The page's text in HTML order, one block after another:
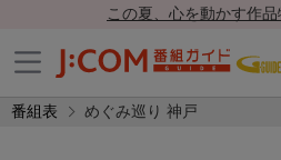
この夏、心を動かす作
番組表 めぐみ巡り 神戸